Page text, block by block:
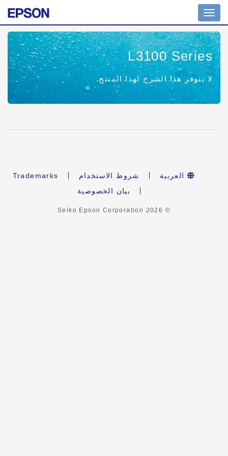
Toggle
navigation
L3100 Series
لا يتوفر هذا الشرح لهذا المنتج.
العربية شروط الاستخدام
Trademarks
بيان الخصوصية
© Seiko Epson Corporation
2026